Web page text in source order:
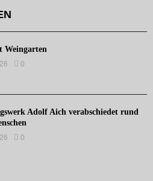
Weingarten
0
Adolf Aich verabschiedet rund
0